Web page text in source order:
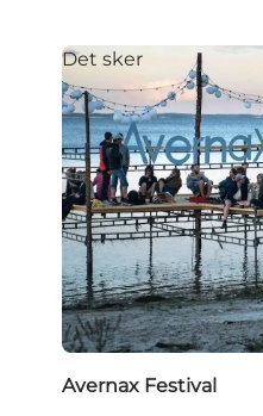
Det sker
Avernax Festival